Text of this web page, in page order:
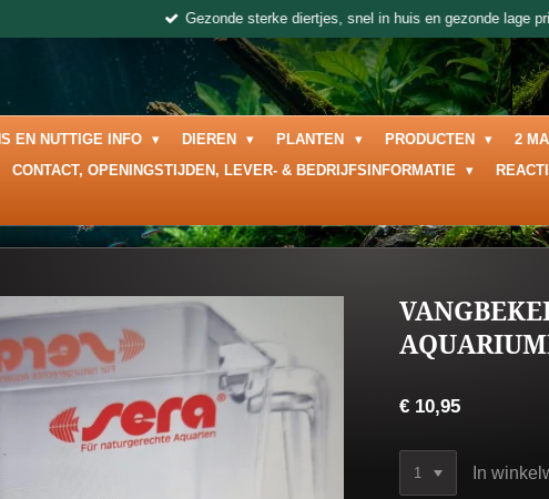
Gezonde sterke diertjes, snel in huis en gezonde lage
EN NUTTIGE INFO DIEREN PLANTEN PRODUCTEN
2
CONTACT, OPENINGSTIJDEN, LEVER- & BEDRIJFSINFORMATIE
€ 10,95
In